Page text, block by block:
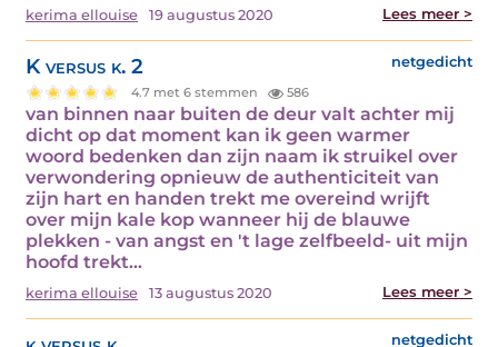
kerima ellouise 19 augustus 2020 Lees meer >
K versus k. 2 netgedicht
4.7 met 6 stemmen 586
van binnen naar buiten de deur valt achter mij
dicht op dat moment kan ik geen warmer
woord bedenken dan zijn naam ik struikel over
verwondering opnieuw de authenticiteit van
zijn hart en handen trekt me overeind wrijft
over mijn kale kop wanneer hij de blauwe
plekken - van angst en 't lage zelfbeeld- uit mijn
hoofd trekt…
kerima ellouise 13 augustus 2020 Lees meer >
netgedicht